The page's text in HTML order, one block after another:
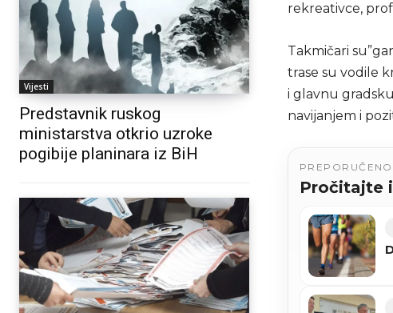
Vijesti
Predstavnik ruskog
ministarstva otkrio uzroke
pogibije planinara iz BiH
rekreativce,
Takmičari
trase su vodile
i glavnu
navijanjem i
PREPORUČENO
Pročitajte